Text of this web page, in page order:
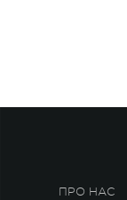
ПРО НАС